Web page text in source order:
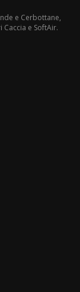
e Cerbottane,
e SoftAir.